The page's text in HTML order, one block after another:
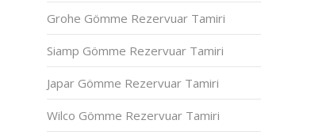
Grohe Gömme Rezervuar Tamiri
Siamp Gömme Rezervuar Tamiri
Japar Gömme Rezervuar Tamiri
Wilco Gömme Rezervuar Tamiri